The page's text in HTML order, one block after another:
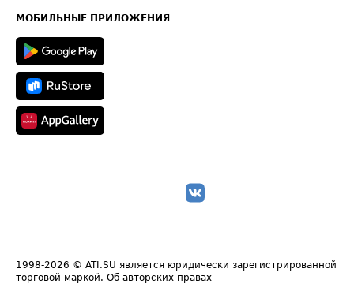
Техническая информация
МОБИЛЬНЫЕ ПРИЛОЖЕНИЯ
1998-2026 © ATI.SU является юридически зарегистрированной
торговой маркой. Об авторских правах